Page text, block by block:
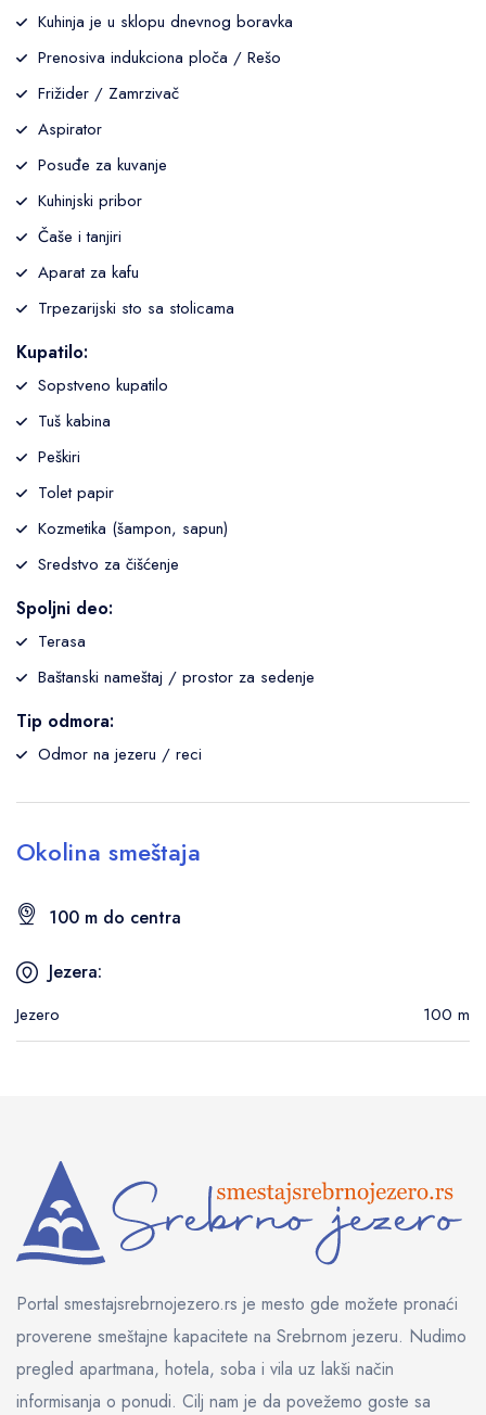
Kuhinja je u sklopu dnevnog boravka
Prenosiva indukciona ploča / Rešo
Frižider / Zamrzivač
Aspirator
Posuđe za kuvanje
Kuhinjski pribor
Čaše i tanjiri
Aparat za kafu
Trpezarijski sto sa stolicama
Kupatilo:
Sopstveno kupatilo
Tuš kabina
Peškiri
Tolet papir
Kozmetika (šampon, sapun)
Sredstvo za čišćenje
Spoljni deo:
Terasa
Baštanski nameštaj / prostor za sedenje
Tip odmora:
Odmor na jezeru / reci
Okolina smeštaja
100 m do centra
Jezera:
Jezero 100 m
Portal smestajsrebrnojezero.rs je mesto gde možete pronaći
proverene smeštajne kapacitete na Srebrnom jezeru. Nudimo
pregled apartmana, hotela, soba i vila uz lakši način
informisanja o ponudi. Cilj nam je da povežemo goste sa